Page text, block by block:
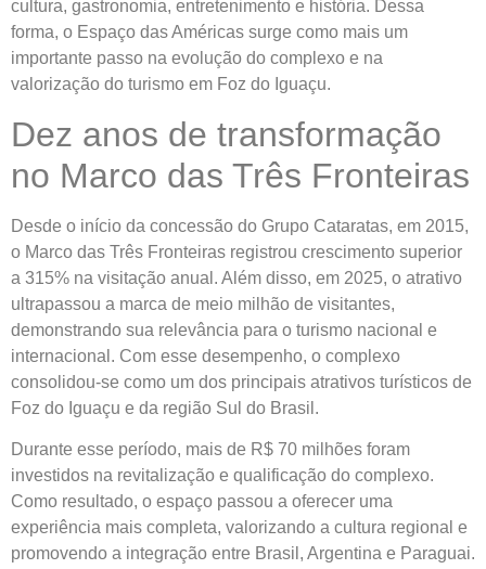
cultura, gastronomia, entretenimento e história. Dessa
forma, o Espaço das Américas surge como mais um
importante passo na evolução do complexo e na
valorização do turismo em Foz do Iguaçu.
Dez anos de transformação
no Marco das Três Fronteiras
Desde o início da concessão do Grupo Cataratas, em 2015,
o Marco das Três Fronteiras registrou crescimento superior
a 315% na visitação anual. Além disso, em 2025, o atrativo
ultrapassou a marca de meio milhão de visitantes,
demonstrando sua relevância para o turismo nacional e
internacional. Com esse desempenho, o complexo
consolidou-se como um dos principais atrativos turísticos de
Foz do Iguaçu e da região Sul do Brasil.
Durante esse período, mais de R$ 70 milhões foram
investidos na revitalização e qualificação do complexo.
Como resultado, o espaço passou a oferecer uma
experiência mais completa, valorizando a cultura regional e
promovendo a integração entre Brasil, Argentina e Paraguai.